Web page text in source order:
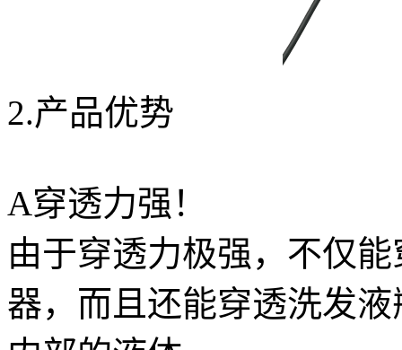
2.产品优势
A穿透力强！
由于穿透力极强，不仅
器，而且还能穿透洗发